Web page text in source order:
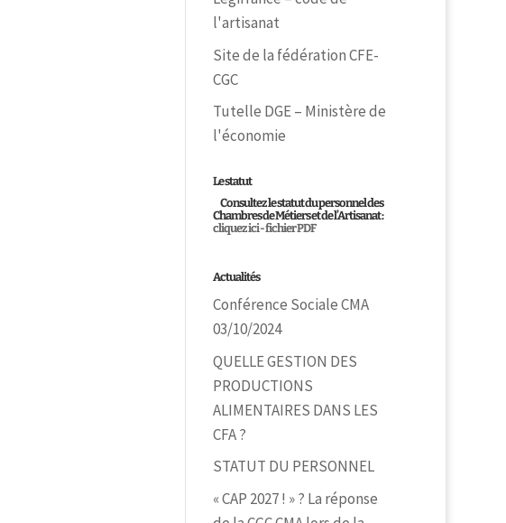
l'artisanat
Site de la fédération CFE-
CGC
Tutelle DGE – Ministère de
l'économie
Le statut
Consultez le statut du personnel des
Chambres de Métiers et de l’Artisanat :
cliquez ici - fichier PDF
Actualités
Conférence Sociale CMA
03/10/2024
QUELLE GESTION DES
PRODUCTIONS
ALIMENTAIRES DANS LES
CFA ?
STATUT DU PERSONNEL
« CAP 2027 ! » ? La réponse